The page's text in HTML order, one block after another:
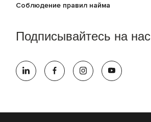
Соблюдение правил найма
Подписывайтесь на нас